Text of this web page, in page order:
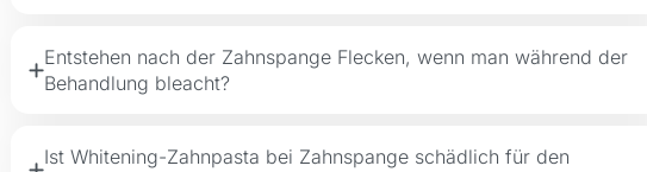
Entstehen nach der Zahnspange Flecken, wenn man während der
Behandlung bleacht?
Ist Whitening-Zahnpasta bei Zahnspange schädlich für den